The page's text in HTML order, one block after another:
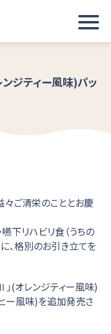
ジティー風味)パッ
ご清栄のこととお慶
下リハビリ食（うちの
、格別のお引き立てを
」(オレンジティー風味)
ー風味)を追加発売さ